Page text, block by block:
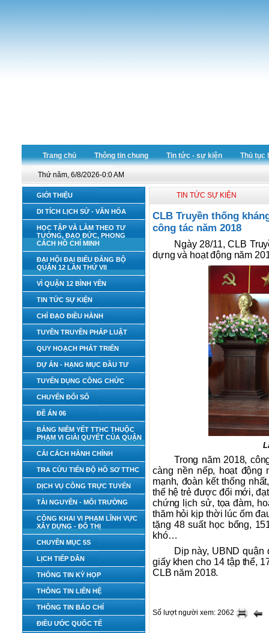
Trang chủ Thông tin chung Tin tức - sự kiện Thủ tục
Thứ năm, 6/8/2026-0:0 AM
GIỚI THIỆU
DI TÍCH LỊCH SỬ - VĂN HÓA
HỌC TẬP VÀ LÀM THEO TƯ
TƯỞNG, ĐẠO ĐỨC, PHONG
CÁCH HỒ CHÍ MINH
ĐẠI HỘI ĐẠI BIỂU ĐẢNG BỘ
QUẬN 12 LẦN THỨ VII
VÌ QUẬN 12 BÌNH YÊN
TIN TỨC SỰ KIỆN
CHỈ ĐẠO ĐIỀU HÀNH
TUYÊN TRUYỀN PHÁP LUẬT
QUY HOẠCH PHÁT TRIỂN
DỰ ÁN - HẠNG MỤC ĐẦU TƯ
TUYỂN DỤNG CÔNG CHỨC
CHUYỂN ĐỔI SỐ
ĐỀ ÁN 06
BẢNG NIÊM YẾT TTHC THUỘC
PHẠM VI GIẢI QUYẾT CỦA QUẬN
CẢI CÁCH HÀNH CHÍNH
TRA CỨU TIẾN ĐỘ HỒ SƠ TTHC
DỊCH VỤ CÔNG TRỰC TUYẾN
TÀI NGUYÊN - MÔI TRƯỜNG
CÔNG KHAI VI PHẠM LĨNH VỰC
XÂY DỰNG - ĐÔ THỊ
CHUYÊN MỤC 5S
LỊCH TIẾP DÂN
THÔNG TIN KỲ HỌP
THÔNG TIN LIÊN HỆ
THÔNG TIN BÁO CHÍ
ĐIỀU ƯỚC QUỐC TẾ
TIN TỨC SỰ KIỆN
CLB Truyền thống
công tác năm 2018
Ngày 28/11, CLB
dựng và hoạt động năm
Trong năm 2018,
càng nền nếp, hoạt động
mạnh, đoàn kết thống
thế hệ trẻ được đổi mới,
chứng lịch sử, tọa đàm,
thăm hỏi kịp thời lúc ốm
tặng 48 suất học bổng,
khó…
Dịp này, UBND quận
giấy khen cho 14 tập thể,
CLB năm 2018.
Số lượt người xem: 2062